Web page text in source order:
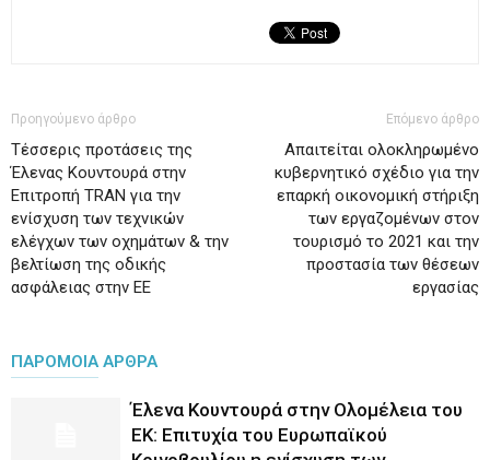
Προηγούμενο άρθρο
Τέσσερις προτάσεις της
Έλενας Κουντουρά στην
Επιτροπή ΤRΑΝ για την
ενίσχυση των τεχνικών
ελέγχων των οχημάτων & την
βελτίωση της οδικής
ασφάλειας στην ΕΕ
Επόμενο άρθρο
Απαιτείται ολοκληρωμένο
κυβερνητικό σχέδιο για την
επαρκή οικονομική στήριξη
των εργαζομένων στον
τουρισμό το 2021 και την
προστασία των θέσεων
εργασίας
ΠΑΡΟΜΟΙΑ ΑΡΘΡΑ
Έλενα Κουντουρά στην Ολομέλεια του
ΕΚ: Επιτυχία του Ευρωπαϊκού